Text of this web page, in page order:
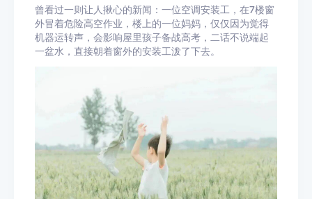
曾看过一则让人揪心的新闻：一位空调安装工，在7楼窗
外冒着危险高空作业，楼上的一位妈妈，仅仅因为觉得
机器运转声，会影响屋里孩子备战高考，二话不说端起
一盆水，直接朝着窗外的安装工泼了下去。